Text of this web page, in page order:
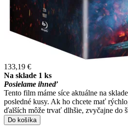
133,19 €
Na sklade 1 ks
Posielame ihneď
Tento film máme síce aktuálne na
posledné kusy. Ak ho chcete mať
ďalších môže trvať dlhšie, zvyčajne do
Do košíka